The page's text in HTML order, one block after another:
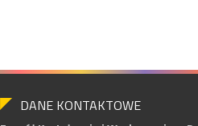
DANE KONTAKTOWE